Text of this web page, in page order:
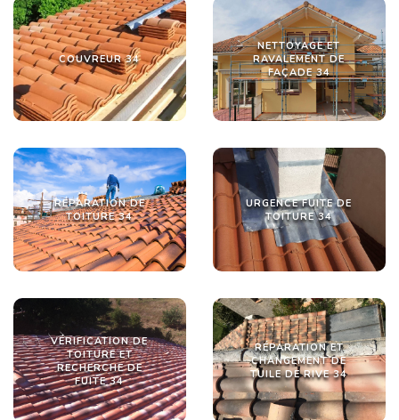
COUVREUR 34
NETTOYAGE ET
RAVALEMENT DE
FAÇADE 34
RÉPARATION DE
TOITURE 34
URGENCE FUITE DE
TOITURE 34
VÉRIFICATION DE
TOITURE ET
RECHERCHE DE
FUITE 34
RÉPARATION ET
CHANGEMENT DE
TUILE DE RIVE 34